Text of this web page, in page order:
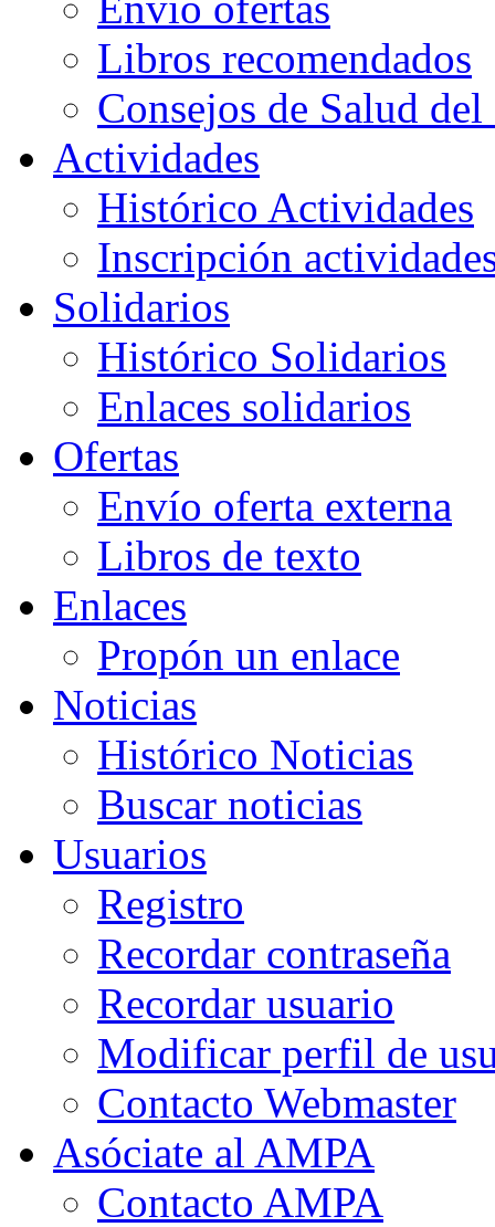
Libros recomendados
Consejos de Salud
Actividades
Histórico Actividades
Inscripción
Solidarios
Histórico Solidarios
Enlaces solidarios
Ofertas
Envío oferta externa
Libros de texto
Enlaces
Propón un enlace
Noticias
Histórico Noticias
Buscar noticias
Usuarios
Registro
Recordar contraseña
Recordar usuario
Modificar perfil de
Contacto Webmaster
Asóciate al AMPA
Contacto AMPA